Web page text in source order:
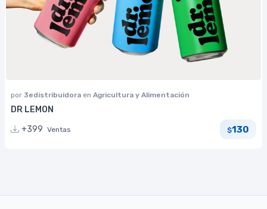
por 3edistribuidora en Agricultura y Alimentación
DR LEMON
+399 Ventas $130